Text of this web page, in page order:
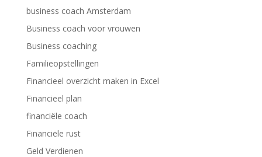
business coach Amsterdam
Business coach voor vrouwen
Business coaching
Familieopstellingen
Financieel overzicht maken in Excel
Financieel plan
financiële coach
Financiële rust
Geld Verdienen